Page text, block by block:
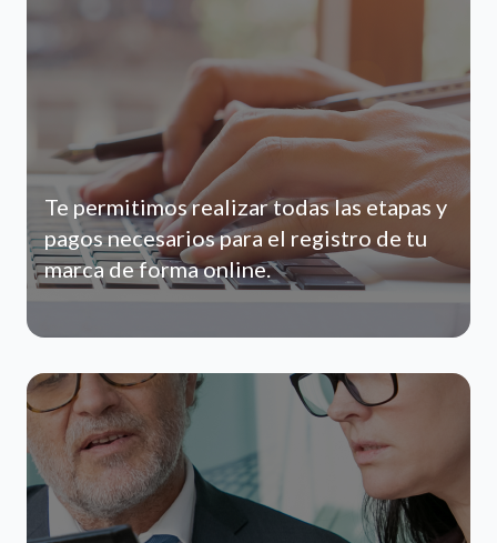
Te permitimos realizar todas las etapas y
pagos necesarios para el registro de tu
marca de forma online.